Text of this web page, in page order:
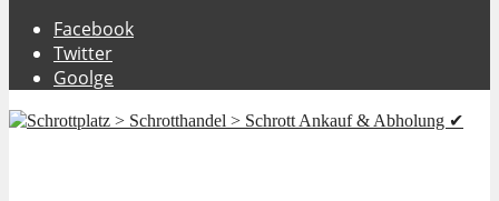
Facebook
Twitter
Goolge